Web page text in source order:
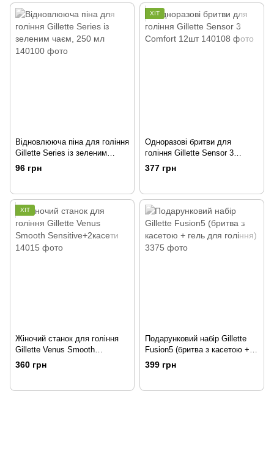
Відновлююча піна для гоління
Gillette Series із зеленим
чаєм, 250 мл
96 грн
ХІТ
Одноразові бритви для
гоління Gillette Sensor 3
Comfort 12шт
377 грн
ХІТ
Жіночий станок для гоління
Gillette Venus Smooth
Sensitive+2касети
360 грн
Подарунковий набір Gillette
Fusion5 (бритва з касетою +
гель для гоління)
399 грн